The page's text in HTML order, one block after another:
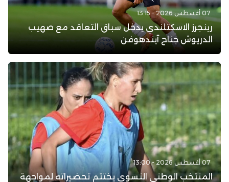
07 أغسطس 2026 - 13:15
رينجرز الاسكتلندي يدخل سباق التعاقد مع صهيب
الدريوش جناح آيندهوفن
07 أغسطس 2026 - 13:00
المنتخب الوطني النسوي يختتم تحضيراته لمواجهة